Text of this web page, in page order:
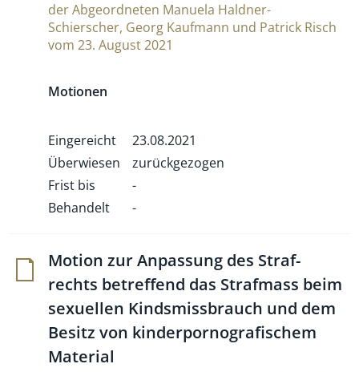
der Abgeordneten Manuela Haldner-
Schierscher, Georg Kaufmann und Patrick Risch
vom 23. August 2021
Motionen
Eingereicht
23.08.2021
Überwiesen
zurückgezogen
Frist bis
-
Behandelt
-
Motion zur Anpas­sung des Straf­
rechts betref­fend das Straf­mass beim
sexu­ellen Kinds­miss­brauch und dem
Besitz von kin­derpor­no­gra­fi­schem
Material